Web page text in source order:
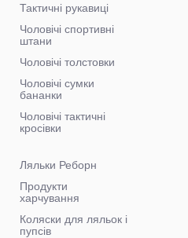
Тактичні рукавиці
Чоловічі спортивні
штани
Чоловічі толстовки
Чоловічі сумки
бананки
Чоловічі тактичні
кросівки
Ляльки Реборн
Продукти
харчування
Коляски для ляльок і
пупсів